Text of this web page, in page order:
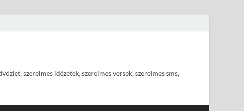
szerelmes idézetek, szerelmes versek, szerelmes sms,